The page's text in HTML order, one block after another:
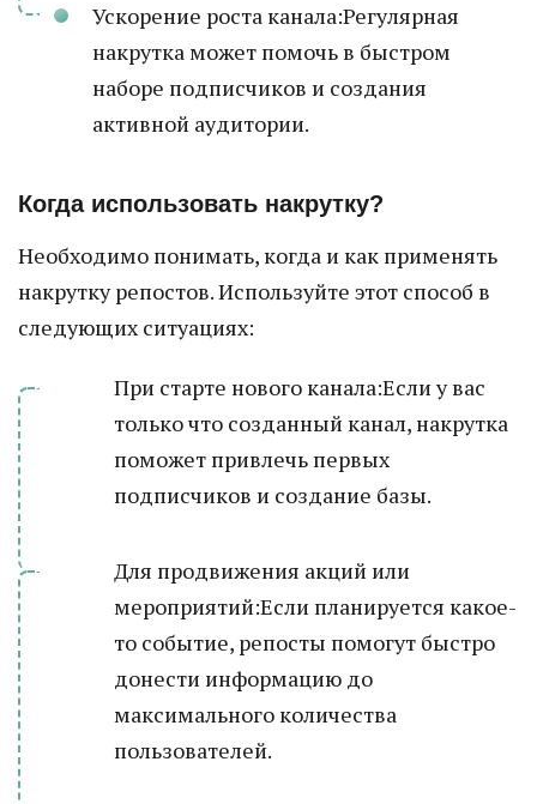
Ускорение роста канала:Регулярная
накрутка может помочь в быстром
наборе подписчиков и создания
активной аудитории.
Когда использовать накрутку?
Необходимо понимать, когда и как применять
накрутку репостов. Используйте этот способ в
следующих ситуациях:
При старте нового канала:Если у вас
только что созданный канал, накрутка
поможет привлечь первых
подписчиков и создание базы.
Для продвижения акций или
мероприятий:Если планируется какое-
то событие, репосты помогут быстро
донести информацию до
максимального количества
пользователей.